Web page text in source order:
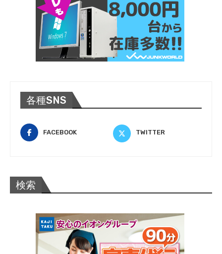
各種SNS
FACEBOOK TWITTER
検索